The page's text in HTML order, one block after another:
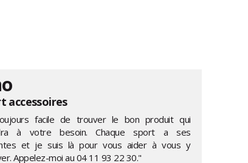
accessoires
facile de trouver le bon produit qui
à votre besoin. Chaque sport a ses
et je suis là pour vous aider à vous y
Appelez-moi au04 11 93 22 30."